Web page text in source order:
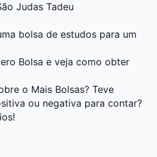
Judas Tadeu
bolsa de estudos para um
Bolsa e veja como obter
o Mais Bolsas? Teve
ou negativa para contar?